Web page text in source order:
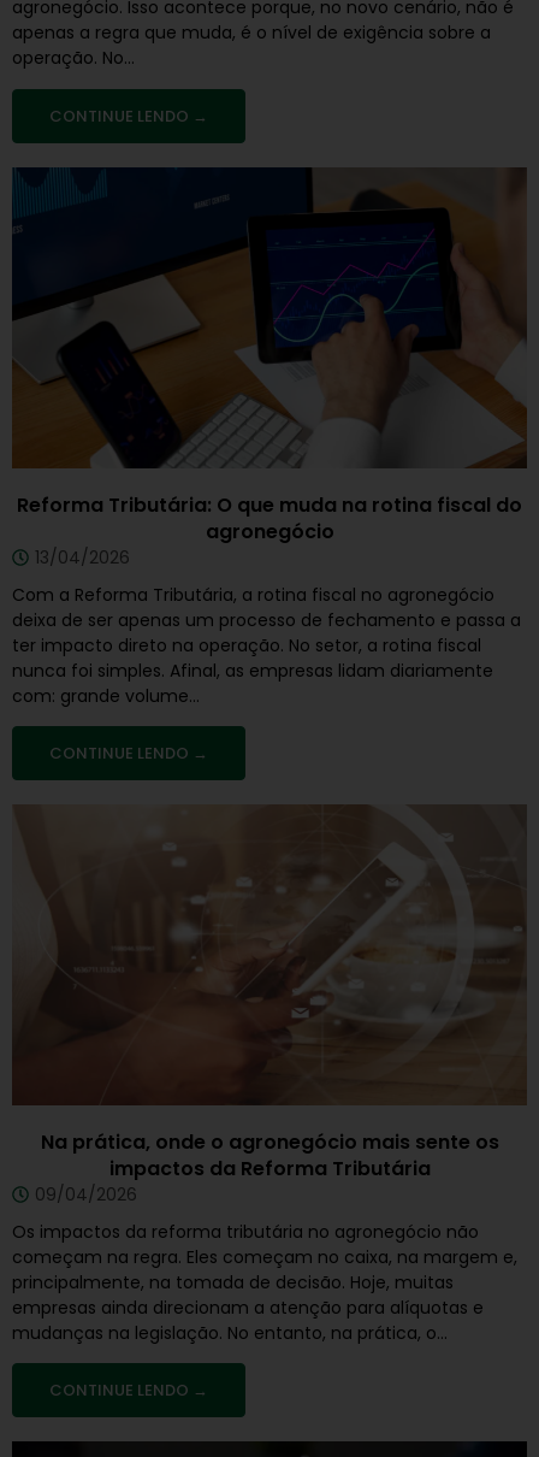
agronegócio. Isso acontece porque, no novo cenário, não é
apenas a regra que muda, é o nível de exigência sobre a
operação. No...
CONTINUE LENDO →
Reforma Tributária: O que muda na rotina fiscal do
agronegócio
13/04/2026
Com a Reforma Tributária, a rotina fiscal no agronegócio
deixa de ser apenas um processo de fechamento e passa a
ter impacto direto na operação. No setor, a rotina fiscal
nunca foi simples. Afinal, as empresas lidam diariamente
com: grande volume...
CONTINUE LENDO →
Na prática, onde o agronegócio mais sente os
impactos da Reforma Tributária
09/04/2026
Os impactos da reforma tributária no agronegócio não
começam na regra. Eles começam no caixa, na margem e,
principalmente, na tomada de decisão. Hoje, muitas
empresas ainda direcionam a atenção para alíquotas e
mudanças na legislação. No entanto, na prática, o...
CONTINUE LENDO →